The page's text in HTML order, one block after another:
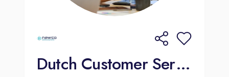
Dutch Customer Service Agent | Barcelona | Hybrid